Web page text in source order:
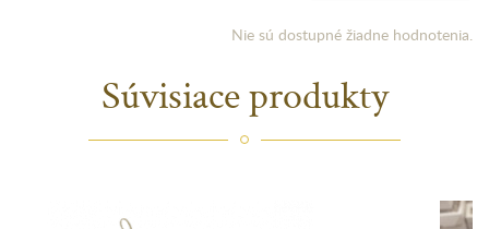
Nie sú dostupné žiadne hodnotenia.
Súvisiace produkty